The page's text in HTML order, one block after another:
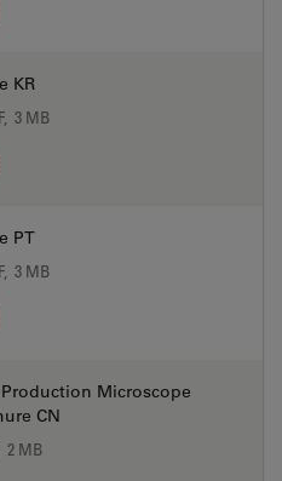
KR
3 MB
PT
3 MB
Microscope
CN
2 MB